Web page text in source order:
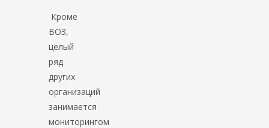
Кроме
ВОЗ,
целый
ряд
других
организаций
занимается
мониторингом